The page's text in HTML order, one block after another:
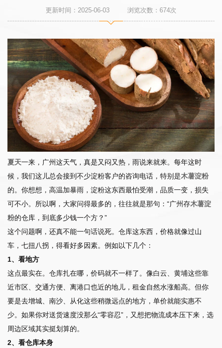
更新时间：2025-06-03 浏览次数： 674次
夏天一来，广州这天气，真是又闷又热，雨说来就来。每年这时
候，我们这儿总会接到不少淀粉客户的咨询电话，特别是木薯淀粉
的。你想想，高温加暴雨，淀粉这东西最怕受潮，品质一变，损失
可不小。所以啊，大家问得最多的，往往就是那句：“广州存木薯淀
粉的仓库，到底多少钱一个方？”
这个问题啊，还真不能一句话说死。仓库这东西，价格就像过山
车，七扭八拐，得看好多因素。例如以下几个：
1、看地方
这点最实在。仓库扎在哪，价码就不一样了。像白云、黄埔这些靠
近市区、交通方便、离港口也近的地儿，租金自然水涨船高。但你
要是去增城、南沙、从化这些稍微远点的地方，单价就能实惠不
少。如果你对送货速度没那么“零容忍”，又想把物流成本压下来，选
周边区域其实挺划算的。
2、看仓库本身